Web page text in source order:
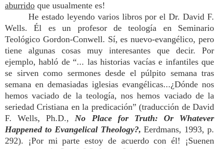
aburrido que usualmente es!
He estado leyendo varios libros por el Dr. David F.
Wells. Él es un profesor de teología en Seminario
Teológico Gordon-Conwell. Sí, es nuevo-evangélico, pero
tiene algunas cosas muy interesantes que decir. Por
ejemplo, habló de “... las historias vacías e infantiles que
se sirven como sermones desde el púlpito semana tras
semana en demasiadas iglesias evangélicas...¿Dónde nos
hemos vaciado de la teología, nos hemos vaciado de la
seriedad Cristiana en la predicación” (traducción de David
F. Wells, Ph.D.,No Place for Truth: Or Whatever
Happened to Evangelical Theology?, Eerdmans, 1993, p.
292). ¡Por mi parte estoy de acuerdo con él! ¡Suenen